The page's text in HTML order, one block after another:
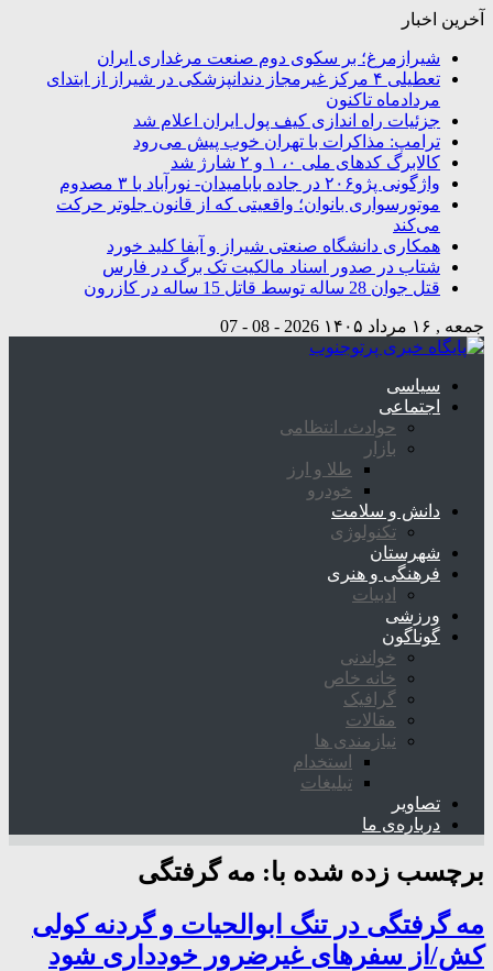
آخرین اخبار
شیرازمرغ؛ بر سکوی دوم صنعت مرغداری ایران
تعطیلی ۴ مرکز غیرمجاز دندانپزشکی در شیراز از ابتدای
مردادماه تاکنون
جزئیات راه اندازی کیف پول ایران اعلام شد
ترامپ: مذاکرات با تهران خوب پیش می‌رود
کالابرگ کدهای ملی ۰، ۱ و ۲ شارژ شد
واژگونی پژو۲۰۶ در جاده بابامیدان- نورآباد با ۳ مصدوم
موتورسواری بانوان؛ واقعیتی که از قانون جلوتر حرکت
می‌کند
همکاری دانشگاه صنعتی شیراز و آبفا کلید خورد
شتاب در صدور اسناد مالکیت تک برگ در فارس
قتل جوان 28 ساله توسط قاتل 15 ساله در کازرون
جمعه , ۱۶ مرداد ۱۴۰۵ 2026 - 08 - 07
سیاسی
اجتماعی
حوادث، انتظامی
بازار
طلا و ارز
خودرو
دانش و سلامت
تکنولوژی
شهرستان
فرهنگی و هنری
ادبیات
ورزشی
گوناگون
خواندنی
خانه خاص
گرافیک
مقالات
نیازمندی ها
استخدام
تبلیغات
تصاویر
درباره‌ی ما
برچسب زده شده با: مه گرفتگی
مه گرفتگی در تنگ ابوالحیات و گردنه کولی
کش/از سفر‌های غیرضرور خودداری شود